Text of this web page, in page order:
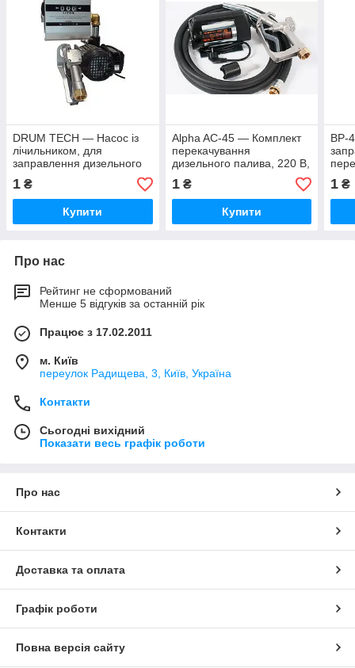
DRUM TECH — Насос із
лічильником, для
заправлення дизельного
1 ₴
Купити
Alpha AC-45 — Комплект
перекачування
дизельного палива, 220 В,
1₴
Купити
BP-
хв
1 ₴
Про нас
Рейтинг не сформований
Менше 5 відгуків за останній рік
Працює з 17.02.2011
м. Київ
переулок Радищева, 3, Київ, Україна
Контакти
Сьогодні вихідний
Показати весь графік роботи
Про нас
Контакти
Доставка та оплата
Графік роботи
Повна версія сайту